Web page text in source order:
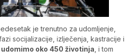
je trenutno za udomljenje,
socijalizacije, izlječenja, kastracije i
udomimo oko 450 životinja , i tom